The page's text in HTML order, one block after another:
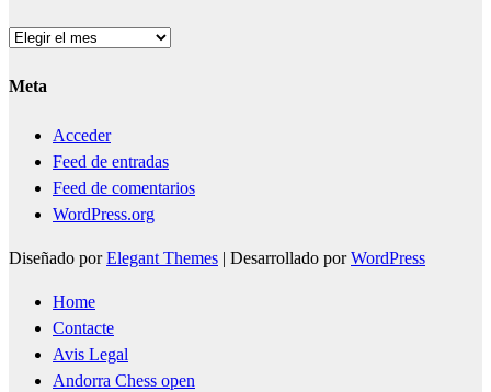
Arxiu
Meta
Acceder
Feed de entradas
Feed de comentarios
WordPress.org
Diseñado porElegant Themes | Desarrollado porWordPress
Home
Contacte
Avis Legal
Andorra Chess open